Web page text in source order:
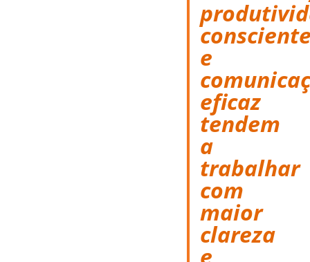
e
eficaz
tendem
a
trabalhar
com
maior
clareza
e